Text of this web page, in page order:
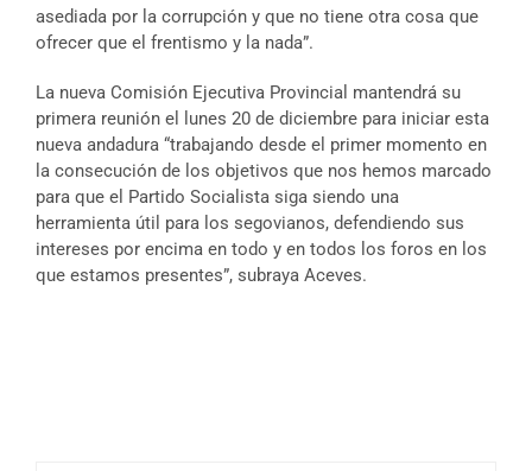
asediada por la corrupción y que no tiene otra cosa que
ofrecer que el frentismo y la nada”.
La nueva Comisión Ejecutiva Provincial mantendrá su
primera reunión el lunes 20 de diciembre para iniciar esta
nueva andadura “trabajando desde el primer momento en
la consecución de los objetivos que nos hemos marcado
para que el Partido Socialista siga siendo una
herramienta útil para los segovianos, defendiendo sus
intereses por encima en todo y en todos los foros en los
que estamos presentes”, subraya Aceves.